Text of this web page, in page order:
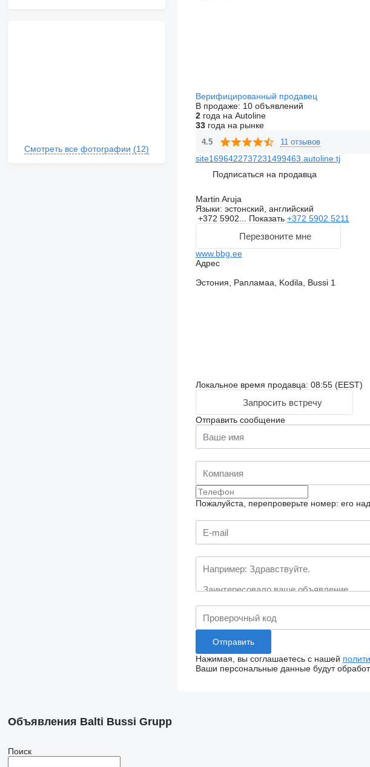
Смотреть все фотографии (12)
Верифицированный продавец
В продаже: 10 объявлений
2года на Autoline
33года на рынке
4.5 11 отзывов
site1696422737231499463.autoline.tj
Подписаться на продавца
Martin Aruja
Языки: эстонский, английский
+372 5902... Показать +372 5902 5211
Перезвоните мне
www.bbg.ee
Адрес
Эстония, Рапламаа, Kodila, Bussi 1
Локальное время продавца: 08:55 (EEST)
Запросить встречу
Отправить сообщение
Пожалуйста, перепроверьте номер: его
Нажимая, вы соглашаетесь с нашей
Ваши персональные данные будут
Объявления Balti Bussi Grupp
Поиск